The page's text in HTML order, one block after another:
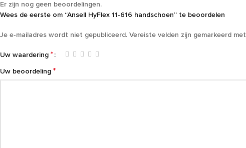
Er zijn nog geen beoordelingen.
Wees de eerste om “Ansell HyFlex 11-616 handschoen” te beoordelen
Je e-mailadres wordt niet gepubliceerd. Vereiste velden zijn gemarkeerd met
Uw waardering *
Uw beoordeling *